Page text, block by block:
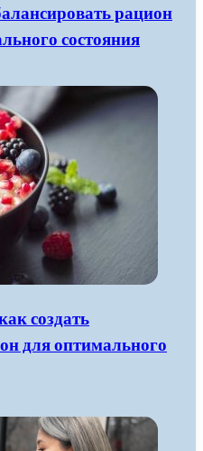
рацион
состояния
создать
для оптимального